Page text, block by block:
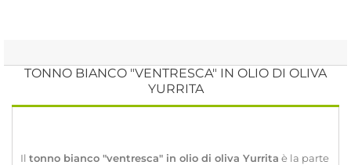
TONNO BIANCO "VENTRESCA" IN OLIO DI OLIVA
YURRITA
Il tonno bianco "ventresca" in olio di oliva Yurrita è la parte